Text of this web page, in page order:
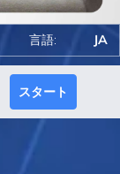
言語: JA
スタート